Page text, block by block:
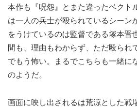
本作も『呪怨』とまた違ったベクト
は一人の兵士が殴られているシーン
をうけているのは監督である塚本晋
間も、理由もわからず、ただ殴られ
でもう怖い。まるでこちらも一緒に
のようだ。
画面に映し出されるは荒涼とした戦